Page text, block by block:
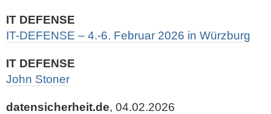
IT DEFENSE
IT-DEFENSE – 4.-6. Februar 2026 in Würzburg
IT DEFENSE
John Stoner
datensicherheit.de, 04.02.2026